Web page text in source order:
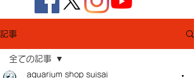
記事
全ての記事
aquarium shop suisai